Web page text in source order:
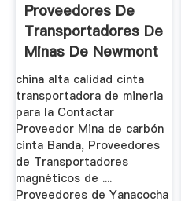
Proveedores De
Transportadores De
Minas De Newmont
china alta calidad cinta
transportadora de mineria
para la Contactar
Proveedor Mina de carbón
cinta Banda, Proveedores
de Transportadores
magnéticos de ....
Proveedores de Yanacocha